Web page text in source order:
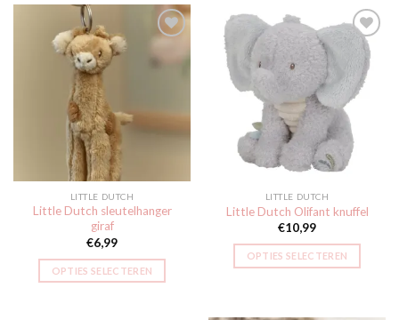
LITTLE DUTCH
Little Dutch sleutelhanger
giraf
€6,99
OPTIES SELECTEREN
Toevoegen
aan
verlanglijst
LITTLE DUTCH
Little Dutch Olifant knuffel
€10,99
OPTIES SELECTEREN